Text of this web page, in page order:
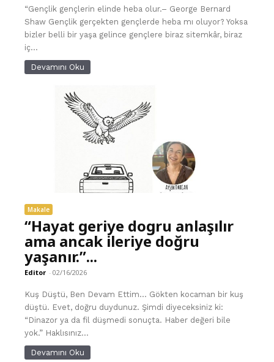
“Gençlik gençlerin elinde heba olur.– George Bernard
Shaw Gençlik gerçekten gençlerde heba mı oluyor? Yoksa
bizler belli bir yaşa gelince gençlere biraz sitemkâr, biraz
iç...
Devamını Oku
Makale
“Hayat geriye dogru anlaşılır
ama ancak ileriye doğru
yaşanır.”...
Editor - 02/16/2026
Kuş Düştü, Ben Devam Ettim… Gökten kocaman bir kuş
düştü. Evet, doğru duydunuz. Şimdi diyeceksiniz ki:
“Dinazor ya da fil düşmedi sonuçta. Haber değeri bile
yok.” Haklısınız...
Devamını Oku